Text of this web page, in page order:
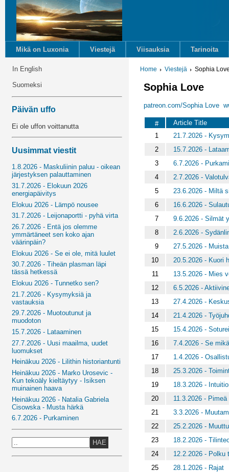
Mikä on Luxonia Viestejä Viisauksia Tarinoita
In English
Suomeksi
Päivän uffo
Ei ole uffon voittanutta
Uusimmat viestit
1.8.2026 - Maskuliinin paluu - oikean
järjestyksen palauttaminen
31.7.2026 - Elokuun 2026
energiapäivitys
Elokuu 2026 - Lämpö nousee
31.7.2026 - Leijonaportti - pyhä virta
26.7.2026 - Entä jos olemme
ymmärtäneet sen koko ajan
väärinpäin?
Elokuu 2026 - Se ei ole, mitä luulet
30.7.2026 - Tiheän plasman läpi
tässä hetkessä
Elokuu 2026 - Tunnetko sen?
21.7.2026 - Kysymyksiä ja
vastauksia
29.7.2026 - Muotoutunut ja
muodoton
15.7.2026 - Lataaminen
27.7.2026 - Uusi maailma, uudet
luomukset
Heinäkuu 2026 - Lilithin historiantunti
Heinäkuu 2026 - Marko Urosevic -
Kun tekoäly kieltäytyy - Isiksen
muinainen haava
Heinäkuu 2026 - Natalia Gabriela
Cisowska - Musta härkä
6.7.2026 - Purkaminen
HAE
Home Viestejä Sophia
Sophia Love
patreon.com/Sophia Love
#
Article Title
1
21.7.2026 -
2
15.7.2026 -
3
6.7.2026 -
4
2.7.2026 -
5
23.6.2026 - Miltä
6
16.6.2026 -
7
9.6.2026 - Silmät
8
2.6.2026 -
9
27.5.2026 - Muista
10
20.5.2026 - Kuori
11
13.5.2026 - Mies
12
6.5.2026 -
13
27.4.2026 -
14
21.4.2026 -
15
15.4.2026 -
16
7.4.2026 - Se
17
1.4.2026 -
18
25.3.2026 -
19
18.3.2026 -
20
11.3.2026 -
21
3.3.2026 -
22
25.2.2026 -
23
18.2.2026 -
24
12.2.2026 - Polku
25
28.1.2026 - Rajat